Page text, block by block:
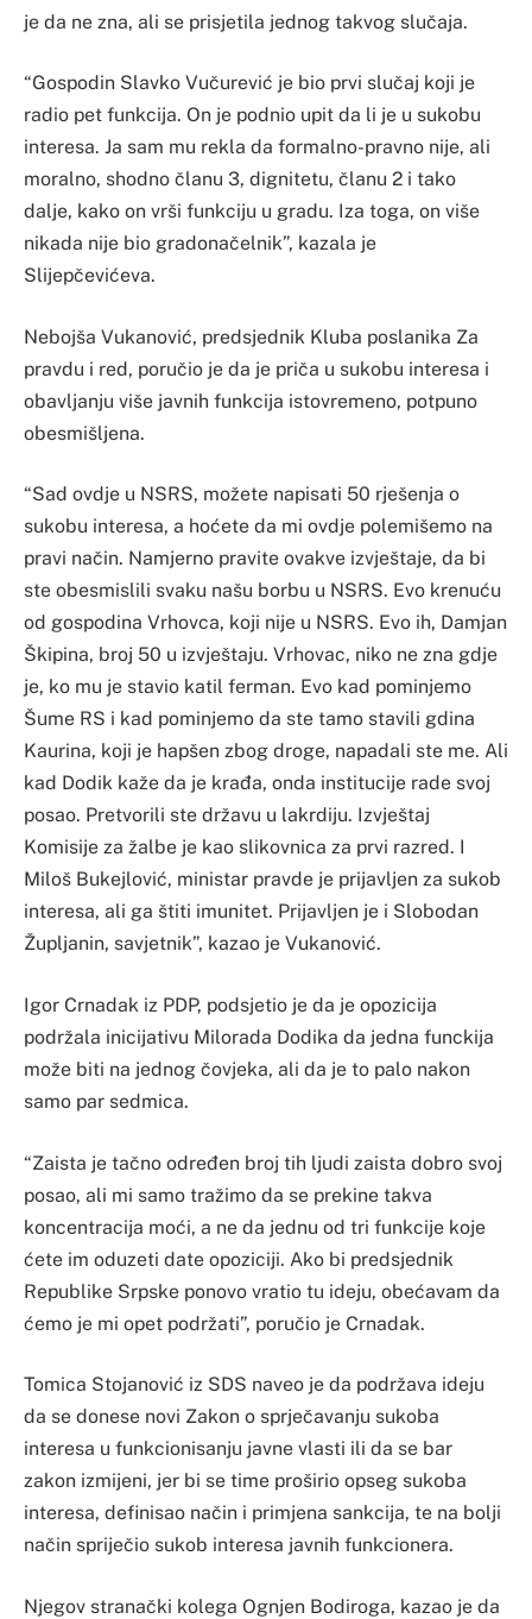
je da ne zna, ali se prisjetila jednog takvog slučaja.
“Gospodin Slavko Vučurević je bio prvi slučaj koji je
radio pet funkcija. On je podnio upit da li je u sukobu
interesa. Ja sam mu rekla da formalno-pravno nije, ali
moralno, shodno članu 3, dignitetu, članu 2 i tako
dalje, kako on vrši funkciju u gradu. Iza toga, on više
nikada nije bio gradonačelnik”, kazala je
Slijepčevićeva.
Nebojša Vukanović, predsjednik Kluba poslanika Za
pravdu i red, poručio je da je priča u sukobu interesa i
obavljanju više javnih funkcija istovremeno, potpuno
obesmišljena.
“Sad ovdje u NSRS, možete napisati 50 rješenja o
sukobu interesa, a hoćete da mi ovdje polemišemo na
pravi način. Namjerno pravite ovakve izvještaje, da bi
ste obesmislili svaku našu borbu u NSRS. Evo krenuću
od gospodina Vrhovca, koji nije u NSRS. Evo ih, Damjan
Škipina, broj 50 u izvještaju. Vrhovac, niko ne zna gdje
je, ko mu je stavio katil ferman. Evo kad pominjemo
Šume RS i kad pominjemo da ste tamo stavili gdina
Kaurina, koji je hapšen zbog droge, napadali ste me. Ali
kad Dodik kaže da je krađa, onda institucije rade svoj
posao. Pretvorili ste državu u lakrdiju. Izvještaj
Komisije za žalbe je kao slikovnica za prvi razred. I
Miloš Bukejlović, ministar pravde je prijavljen za sukob
interesa, ali ga štiti imunitet. Prijavljen je i Slobodan
Župljanin, savjetnik”, kazao je Vukanović.
Igor Crnadak iz PDP, podsjetio je da je opozicija
podržala inicijativu Milorada Dodika da jedna funckija
može biti na jednog čovjeka, ali da je to palo nakon
samo par sedmica.
“Zaista je tačno određen broj tih ljudi zaista dobro svoj
posao, ali mi samo tražimo da se prekine takva
koncentracija moći, a ne da jednu od tri funkcije koje
ćete im oduzeti date opoziciji. Ako bi predsjednik
Republike Srpske ponovo vratio tu ideju, obećavam da
ćemo je mi opet podržati”, poručio je Crnadak.
Tomica Stojanović iz SDS naveo je da podržava ideju
da se donese novi Zakon o sprječavanju sukoba
interesa u funkcionisanju javne vlasti ili da se bar
zakon izmijeni, jer bi se time proširio opseg sukoba
interesa, definisao način i primjena sankcija, te na bolji
način spriječio sukob interesa javnih funkcionera.
Njegov stranački kolega Ognjen Bodiroga, kazao je da